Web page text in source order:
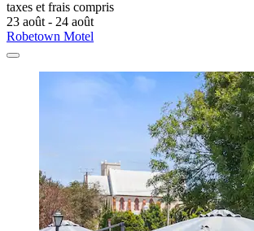
taxes et frais compris
23 août - 24 août
Robetown Motel